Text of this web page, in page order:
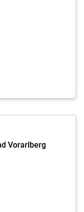
Vorarlberg